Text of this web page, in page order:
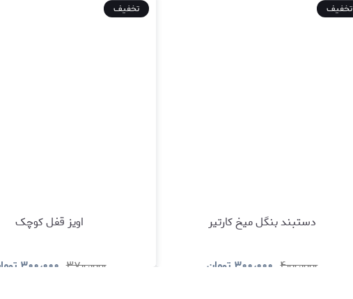
تخفیف
دستبند بنگل میخ کارتیر
۴۰۰٫۰۰۰ ۳۰۰٫۰۰۰ تومان
تخفیف
اویز قفل کوچک
۳۷۰٫۰۰۰ ۳۰۰٫۰۰۰